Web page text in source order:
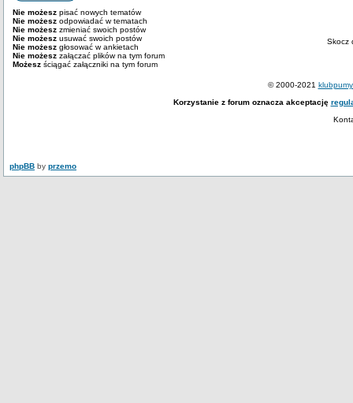
Nie możesz pisać nowych tematów
Nie możesz odpowiadać w tematach
Nie możesz zmieniać swoich postów
Nie możesz usuwać swoich postów
Nie możesz głosować w ankietach
Nie możesz załączać plików na tym forum
Możesz ściągać załączniki na tym forum
Skocz
© 2000-2021
Korzystanie z forum oznacza akceptację
phpBB by przemo